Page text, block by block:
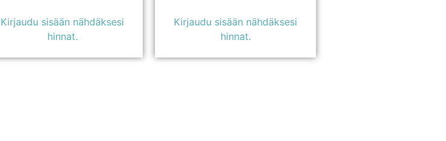
Kirjaudu sisään nähdäksesi
hinnat.
Kirjaudu sisään nähdäksesi
hinnat.